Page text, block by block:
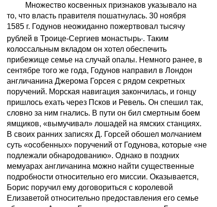
Множество косвенных признаков указывало на
то, что власть правителя пошатнулась. 30 ноября
1585 г. Годунов неожиданно пожертвовал тысячу
рублей в Троице-Сергиев монастырь . Таким
колоссальным вкладом он хотел обеспечить
прибежище семье на случай опалы. Немного ранее, в
сентябре того же года, Годунов направил в Лондон
англичанина Джерома Горсея с рядом секретных
поручений. Морская навигация закончилась, и гонцу
пришлось ехать через Псков и Ревель. Он спешил так,
словно за ним гнались. В пути он бил смертным боем
ямщиков, «вымучивал» лошадей на ямских станциях.
В своих ранних записях Д. Горсей обошел молчанием
суть «особенных» поручений от Годунова, которые «не
подлежали обнародованию». Однако в поздних
мемуарах англичанина можно найти существенные
подробности относительно его миссии. Оказывается,
Борис поручил ему договориться с королевой
Елизаветой относительно предоставления его семье